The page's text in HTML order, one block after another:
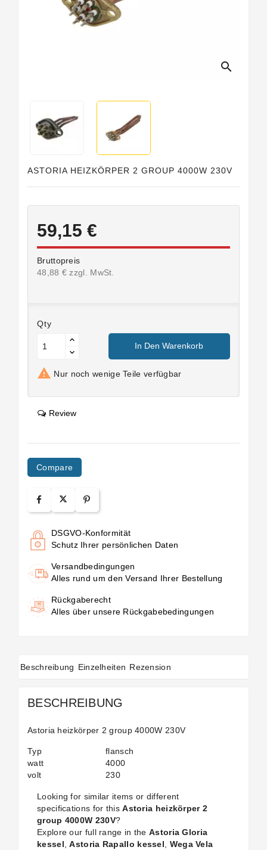
search
ASTORIA HEIZKÖRPER 2 GROUP 4000W 230V
59,15 €
Bruttopreis
48,88 € zzgl. MwSt.
Qty
In Den Warenkorb
 Nur noch wenige Teile verfügbar
Review
Compare
DSGVO-Konformität
Schutz Ihrer persönlichen Daten
Versandbedingungen
Alles rund um den Versand Ihrer Bestellung
Rückgaberecht
Alles über unsere Rückgabebedingungen
Beschreibung Einzelheiten Rezension
BESCHREIBUNG
Astoria heizkörper 2 group 4000W 230V
Typ
flansch
watt
4000
volt
230
Looking for similar items or different
specifications for thisAstoria heizkörper 2
group 4000W 230V?
Explore our full range in the Astoria Gloria
kessel ,Astoria Rapallo kessel
Wega Vela